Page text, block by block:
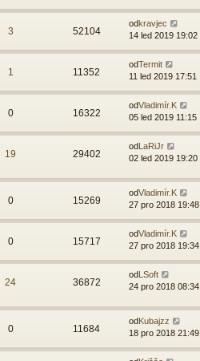
3 52104
odkravjec
14 led 2019 19:02
1 11352
odTermit
11 led 2019 17:51
0 16322
odVladimír.K
05 led 2019 11:15
19 29402
odLaRiJr
02 led 2019 19:20
0 15269
odVladimír.K
27 pro 2018 19:48
0 15717
odVladimír.K
27 pro 2018 19:34
24 36872
odLSoft
24 pro 2018 08:34
0 11684
odKubajzz
18 pro 2018 21:49